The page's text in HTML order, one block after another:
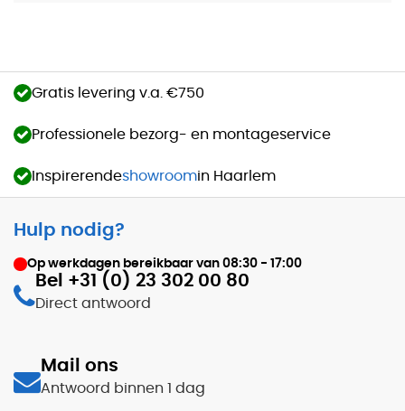
Gratis levering v.a. €750
Professionele bezorg- en montageservice
Inspirerendeshowroomin Haarlem
Hulp nodig?
Op werkdagen bereikbaar van 08:30 - 17:00
Bel +31 (0) 23 302 00 80
Direct antwoord
Mail ons
Antwoord binnen 1 dag